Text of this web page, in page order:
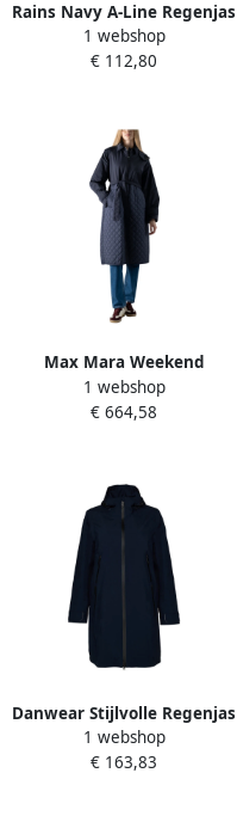
Rains Navy A-Line Regenjas
Blue Dames
1 webshop
€ 112,80
Max Mara Weekend
Stijlvolle regenjas met
afneembare capuchon Blue
1 webshop
€ 664,58
Danwear Stijlvolle Regenjas
Navy Blue Dames
1 webshop
€ 163,83